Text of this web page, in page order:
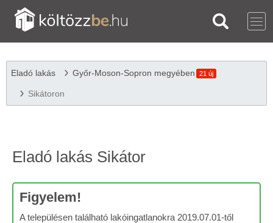
Eladó lakás Győr-Moson-Sopron megyében 21 új
Sikátoron
Eladó lakás Sikátor
Figyelem!
A településen található lakóingatlanokra 2019.07.01-től